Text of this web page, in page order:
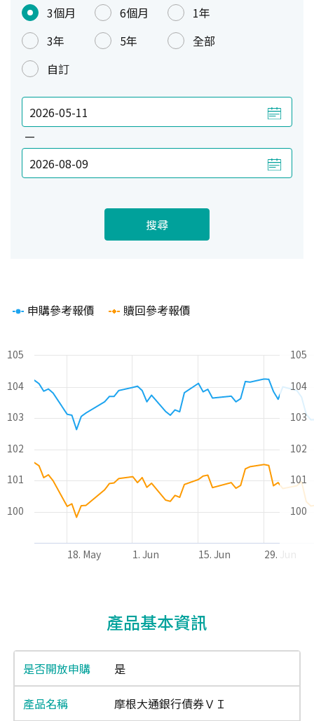
3個月
6個月
1年
3年
5年
全部
自訂
—
搜尋
Line chart with 2 lines.
The chart has 2 Y axes displaying values and values.
申購參考報價 贖回參考報價
100
101
102
103
104
105
100
101
102
103
104
105
18. May 1. Jun 15. Jun 29. Jun
產品基本資訊
是
摩根大通銀行債券ＶＩ